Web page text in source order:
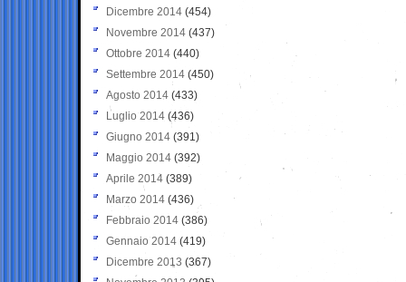
Dicembre 2014 (454)
Novembre 2014 (437)
Ottobre 2014 (440)
Settembre 2014 (450)
Agosto 2014 (433)
Luglio 2014 (436)
Giugno 2014 (391)
Maggio 2014 (392)
Aprile 2014 (389)
Marzo 2014 (436)
Febbraio 2014 (386)
Gennaio 2014 (419)
Dicembre 2013 (367)